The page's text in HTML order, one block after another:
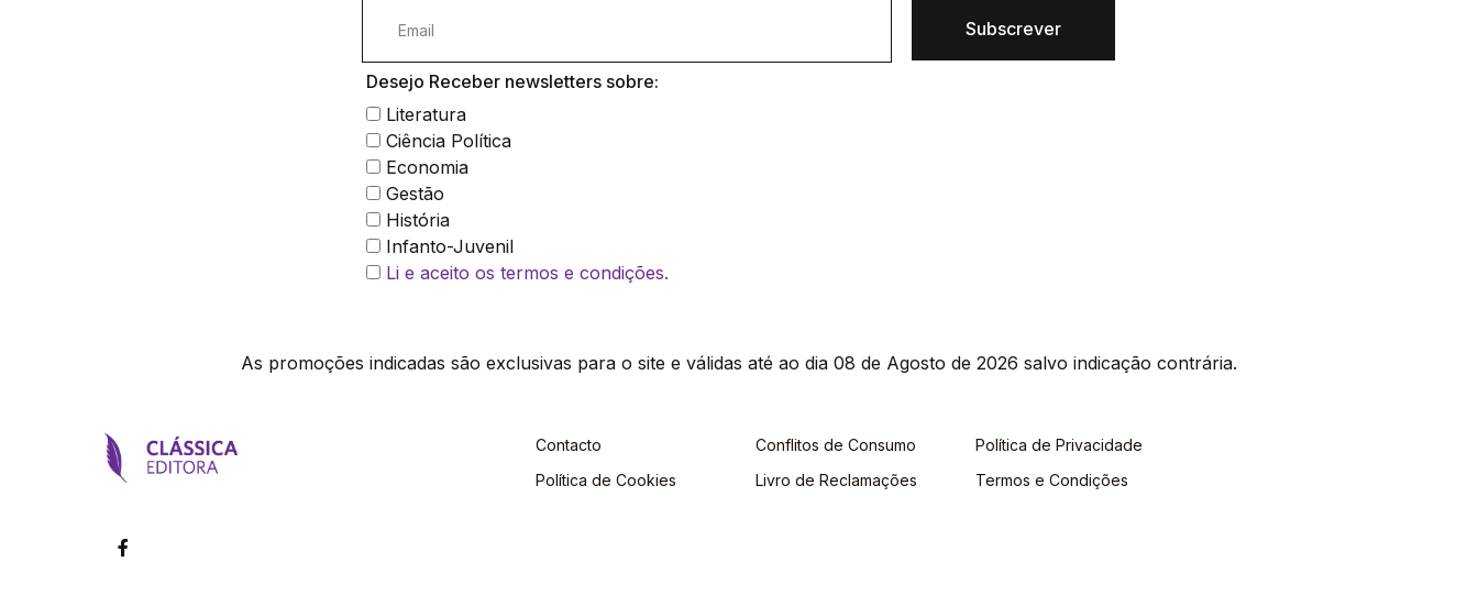
Subscrever
Desejo Receber newsletters sobre:
Literatura
Ciência Política
Economia
Gestão
História
Infanto-Juvenil
Li e aceito os termos e condições.
As promoções indicadas são exclusivas para o site e válidas até ao dia 08 de Agosto de 2026 salvo indicação contrária.
Contacto
Política de Cookies
Conflitos de Consumo
Livro de Reclamações
Política de Privacidade
Termos e Condições